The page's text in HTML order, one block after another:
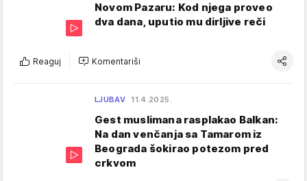
Novom Pazaru: Kod njega proveo
dva dana, uputio mu dirljive reči
Reaguj Komentariši
LJUBAV 11.4.2025.
Gest muslimana rasplakao Balkan:
Na dan venčanja sa Tamarom iz
Beograda šokirao potezom pred
crkvom